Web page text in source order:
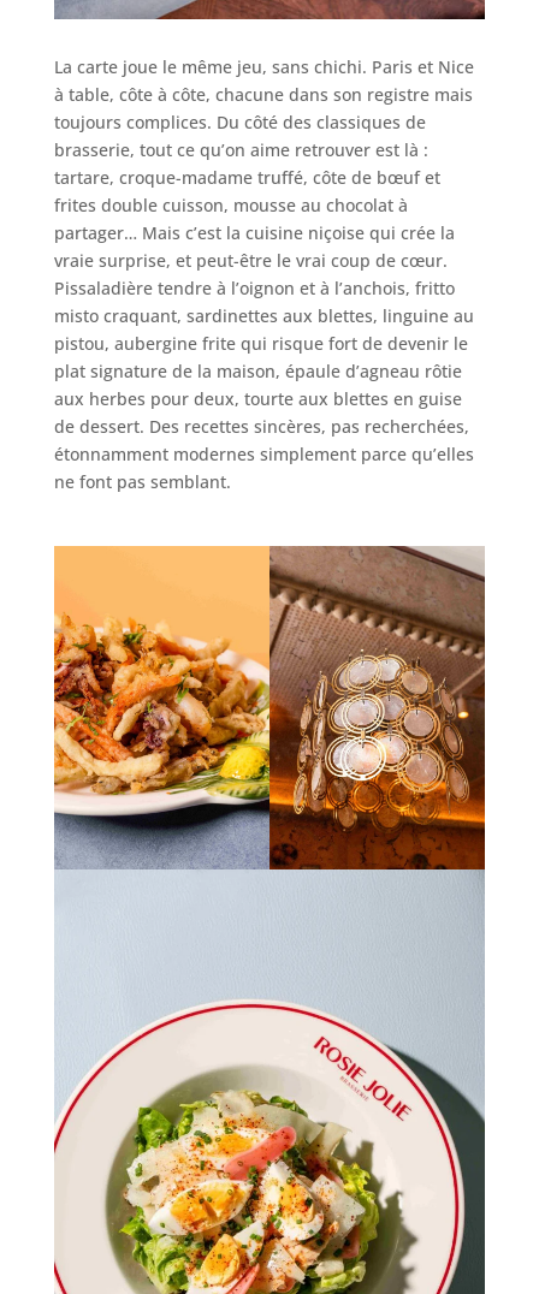
La carte joue le même jeu, sans chichi. Paris et Nice
à table, côte à côte, chacune dans son registre mais
toujours complices. Du côté des classiques de
brasserie, tout ce qu’on aime retrouver est là :
tartare, croque-madame truffé, côte de bœuf et
frites double cuisson, mousse au chocolat à
partager… Mais c’est la cuisine niçoise qui crée la
vraie surprise, et peut-être le vrai coup de cœur.
Pissaladière tendre à l’oignon et à l’anchois, fritto
misto craquant, sardinettes aux blettes, linguine au
pistou, aubergine frite qui risque fort de devenir le
plat signature de la maison, épaule d’agneau rôtie
aux herbes pour deux, tourte aux blettes en guise
de dessert. Des recettes sincères, pas recherchées,
étonnamment modernes simplement parce qu’elles
ne font pas semblant.